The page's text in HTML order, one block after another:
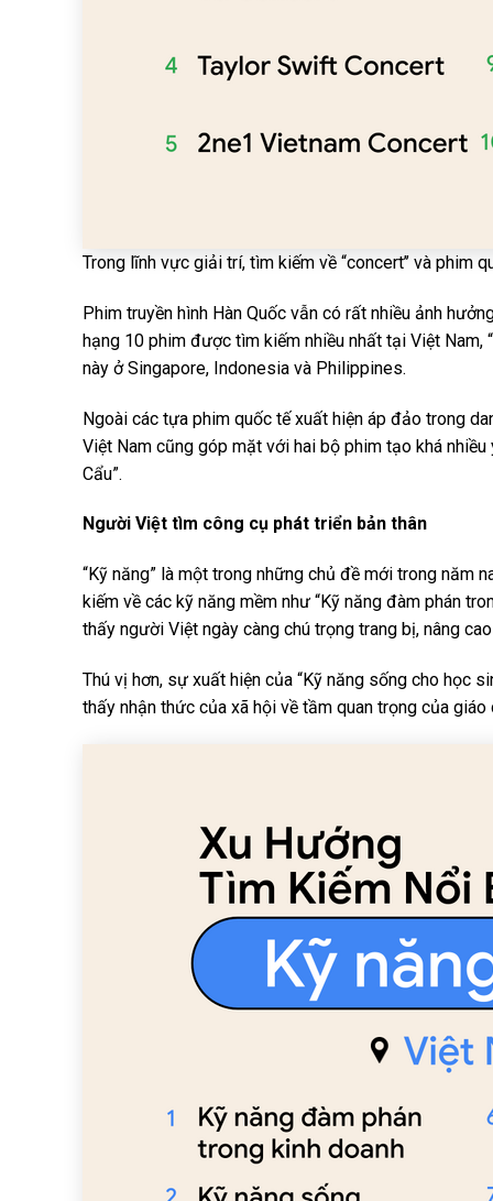
Trong lĩnh vực giải trí, tìm kiếm về “concert’’ và phim
Phim truyền hình Hàn Quốc vẫn có rất nhiều ảnh
hạng 10 phim được tìm kiếm nhiều nhất tại Việt Nam,
này ở Singapore, Indonesia và Philippines.
Ngoài các tựa phim quốc tế xuất hiện áp đảo trong
Việt Nam cũng góp mặt với hai bộ phim tạo khá nhiều
Cẩu”.
Người Việt tìm công cụ phát triển bản thân
“Kỹ năng” là một trong những chủ đề mới trong năm
kiếm về các kỹ năng mềm như “Kỹ năng đàm phán
thấy người Việt ngày càng chú trọng trang bị, nâng
Thú vị hơn, sự xuất hiện của “Kỹ năng sống cho học
thấy nhận thức của xã hội về tầm quan trọng của